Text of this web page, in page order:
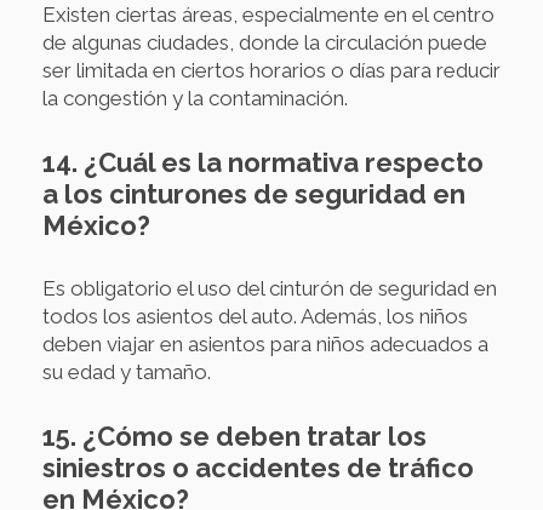
Existen ciertas áreas, especialmente en el centro
de algunas ciudades, donde la circulación puede
ser limitada en ciertos horarios o días para reducir
la congestión y la contaminación.
14. ¿Cuál es la normativa respecto
a los cinturones de seguridad en
México?
Es obligatorio el uso del cinturón de seguridad en
todos los asientos del auto. Además, los niños
deben viajar en asientos para niños adecuados a
su edad y tamaño.
15. ¿Cómo se deben tratar los
siniestros o accidentes de tráfico
en México?